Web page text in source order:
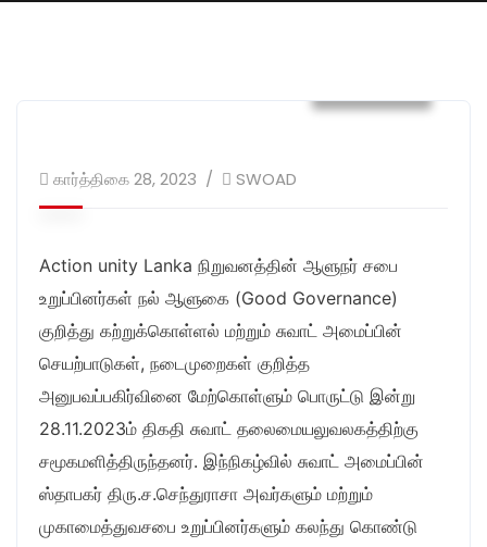
கார்த்திகை 28, 2023 SWOAD
Action unity Lanka நிறுவனத்தின் ஆளுநர் சபை
உறுப்பினர்கள் நல் ஆளுகை (Good Governance)
குறித்து கற்றுக்கொள்ளல் மற்றும் சுவாட் அமைப்பின்
செயற்பாடுகள், நடைமுறைகள் குறித்த
அனுபவப்பகிர்வினை மேற்கொள்ளும் பொருட்டு இன்று
28.11.2023ம் திகதி சுவாட் தலைமையலுவலகத்திற்கு
சமூகமளித்திருந்தனர். இந்நிகழ்வில் சுவாட் அமைப்பின்
ஸ்தாபகர் திரு.ச.செந்துராசா அவர்களும் மற்றும்
முகாமைத்துவசபை உறுப்பினர்களும் கலந்து கொண்டு